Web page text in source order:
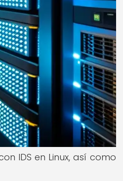
IDS en Linux, así como